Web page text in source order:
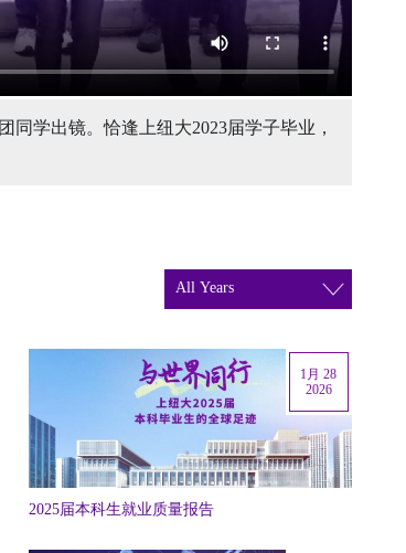
学出镜。恰逢上纽大2023届学子毕业，
2025届本科生就业质量报告
1月 28
2026